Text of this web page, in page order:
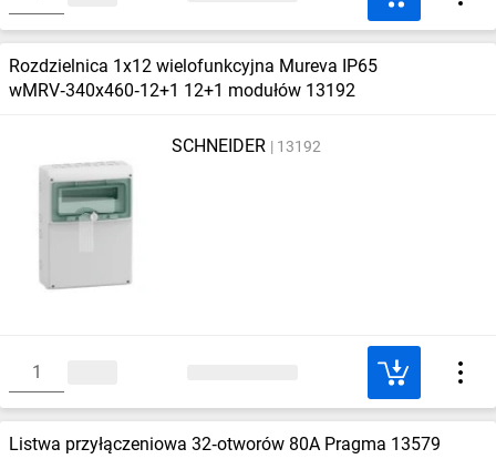
Rozdzielnica 1x12 wielofunkcyjna Mureva IP65
wMRV‑340x460‑12+1 12+1 modułów 13192
SCHNEIDER 13192
Listwa przyłączeniowa 32‑otworów 80A Pragma 13579